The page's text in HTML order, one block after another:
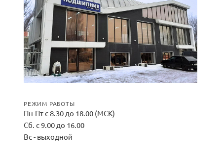
РЕЖИМ РАБОТЫ
Пн-Пт с 8.30 до 18.00 (МСК)
Сб. с 9.00 до 16.00
Вс - выходной